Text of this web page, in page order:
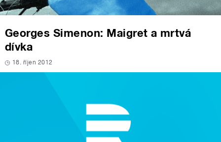
Georges Simenon: Maigret a mrtvá
dívka
18. říjen 2012